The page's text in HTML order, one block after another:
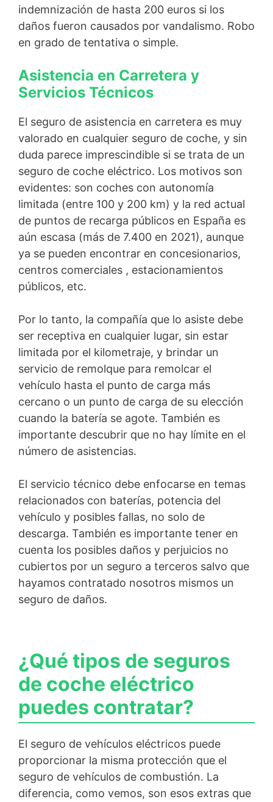
indemnización de hasta 200 euros si los
daños fueron causados ​​por vandalismo. Robo
en grado de tentativa o simple.
Asistencia en Carretera y
Servicios Técnicos
El seguro de asistencia en carretera es muy
valorado en cualquier seguro de coche, y sin
duda parece imprescindible si se trata de un
seguro de coche eléctrico. Los motivos son
evidentes: son coches con autonomía
limitada (entre 100 y 200 km) y la red actual
de puntos de recarga públicos en España es
aún escasa (más de 7.400 en 2021), aunque
ya se pueden encontrar en concesionarios,
centros comerciales , estacionamientos
públicos, etc.
Por lo tanto, la compañía que lo asiste debe
ser receptiva en cualquier lugar, sin estar
limitada por el kilometraje, y brindar un
servicio de remolque para remolcar el
vehículo hasta el punto de carga más
cercano o un punto de carga de su elección
cuando la batería se agote. También es
importante descubrir que no hay límite en el
número de asistencias.
El servicio técnico debe enfocarse en temas
relacionados con baterías, potencia del
vehículo y posibles fallas, no solo de
descarga. También es importante tener en
cuenta los posibles daños y perjuicios no
cubiertos por un seguro a terceros salvo que
hayamos contratado nosotros mismos un
seguro de daños.
¿Qué tipos de seguros
de coche eléctrico
puedes contratar?
El seguro de vehículos eléctricos puede
proporcionar la misma protección que el
seguro de vehículos de combustión. La
diferencia, como vemos, son esos extras que